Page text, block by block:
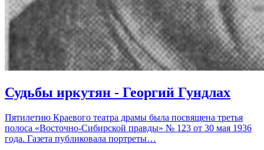
Судьбы иркутян - Георгий Гундлах
Пятилетию Краевого театра драмы была посвящена третья
полоса «Восточно-Сибирской правды» № 123 от 30 мая 1936
года. Газета публиковала портреты…